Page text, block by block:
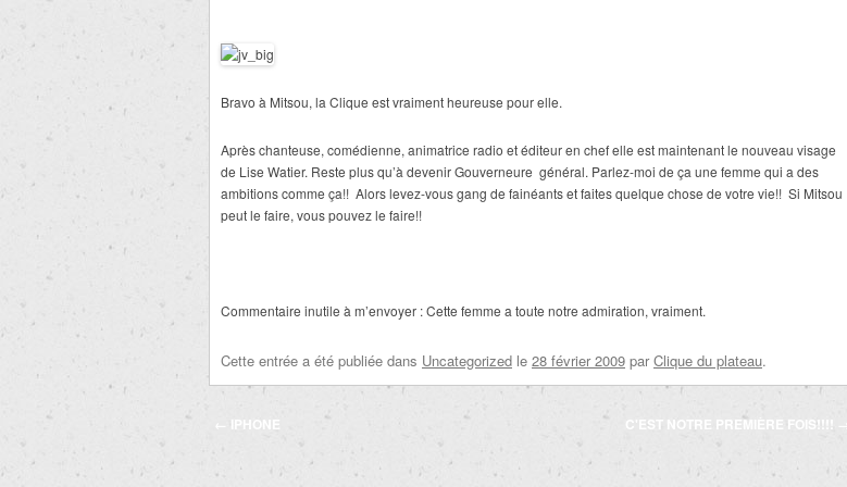
Bravo à Mitsou, la Clique est vraiment heureuse pour elle.
Après chanteuse, comédienne, animatrice radio et éditeur en chef elle est maintenant le nouveau visage
de Lise Watier. Reste plus qu’à devenir Gouverneure général. Parlez-moi de ça une femme qui a des
ambitions comme ça!! Alors levez-vous gang de fainéants et faites quelque chose de votre vie!! Si Mitsou
peut le faire, vous pouvez le faire!!
Commentaire inutile à m’envoyer : Cette femme a toute notre admiration, vraiment.
Cette entrée a été publiée dans Uncategorized le 28 février 2009 par Clique du plateau.
Navigation
← IPHONE C'EST NOTRE PREMIÈRE FOIS!!!! →